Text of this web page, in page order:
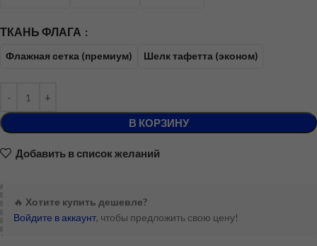
ТКАНЬ ФЛАГА
Флажная сетка (премиум) Шелк тафетта (эконом)
В КОРЗИНУ
Добавить в список желаний
🔥 Хотите купить дешевле?
Войдите в аккаунт, чтобы предложить свою цену!